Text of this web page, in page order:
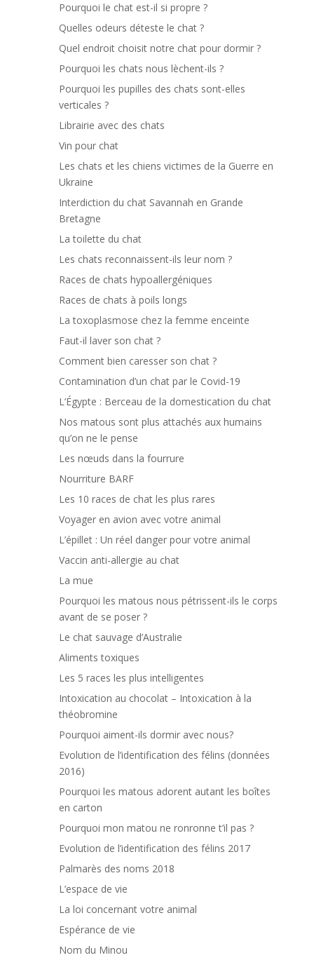
Pourquoi le chat est-il si propre ?
Quelles odeurs déteste le chat ?
Quel endroit choisit notre chat pour dormir ?
Pourquoi les chats nous lèchent-ils ?
Pourquoi les pupilles des chats sont-elles
verticales ?
Librairie avec des chats
Vin pour chat
Les chats et les chiens victimes de la Guerre en
Ukraine
Interdiction du chat Savannah en Grande
Bretagne
La toilette du chat
Les chats reconnaissent-ils leur nom ?
Races de chats hypoallergéniques
Races de chats à poils longs
La toxoplasmose chez la femme enceinte
Faut-il laver son chat ?
Comment bien caresser son chat ?
Contamination d’un chat par le Covid-19
L’Égypte : Berceau de la domestication du chat
Nos matous sont plus attachés aux humains
qu’on ne le pense
Les nœuds dans la fourrure
Nourriture BARF
Les 10 races de chat les plus rares
Voyager en avion avec votre animal
L’épillet : Un réel danger pour votre animal
Vaccin anti-allergie au chat
La mue
Pourquoi les matous nous pétrissent-ils le corps
avant de se poser ?
Le chat sauvage d’Australie
Aliments toxiques
Les 5 races les plus intelligentes
Intoxication au chocolat – Intoxication à la
théobromine
Pourquoi aiment-ils dormir avec nous?
Evolution de l’identification des félins (données
2016)
Pourquoi les matous adorent autant les boîtes
en carton
Pourquoi mon matou ne ronronne t’il pas ?
Evolution de l’identification des félins 2017
Palmarès des noms 2018
L’espace de vie
La loi concernant votre animal
Espérance de vie
Nom du Minou